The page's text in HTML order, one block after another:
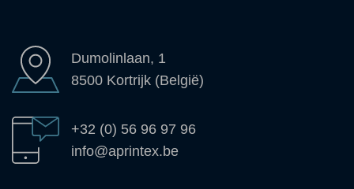
Dumolinlaan, 1
8500 Kortrijk (België)
+32 (0) 56 96 97 96
info@aprintex.be